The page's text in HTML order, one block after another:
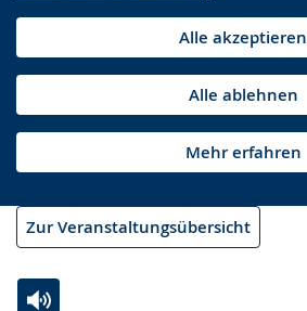
Alle akzeptieren
Alle ablehnen
Mehr erfahren
Zur Veranstaltungsübersicht